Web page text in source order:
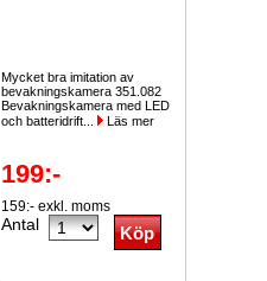
Mycket bra imitation av
bevakningskamera 351.082
Bevakningskamera med LED
och batteridrift...
Läs mer
199:-
159:- exkl. moms
Antal